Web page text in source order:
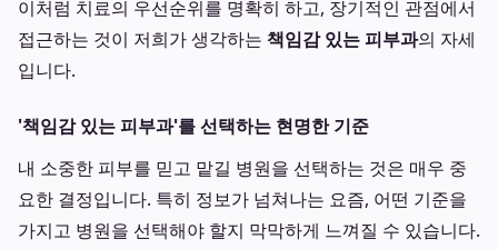
이처럼 치료의 우선순위를 명확히 하고, 장기적인 관점에서
접근하는 것이 저희가 생각하는 책임감 있는 피부과의 자세
입니다.
'책임감 있는 피부과'를 선택하는 현명한 기준
내 소중한 피부를 믿고 맡길 병원을 선택하는 것은 매우 중
요한 결정입니다. 특히 정보가 넘쳐나는 요즘, 어떤 기준을
가지고 병원을 선택해야 할지 막막하게 느껴질 수 있습니다.